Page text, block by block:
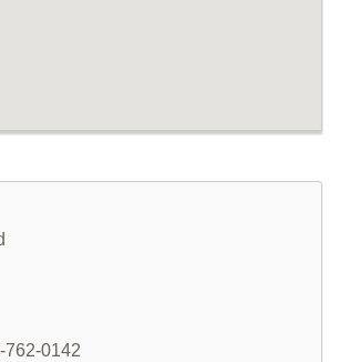
762-0142